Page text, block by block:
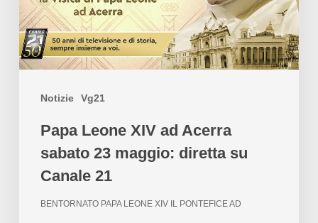
Notizie Vg21
Papa Leone XIV ad Acerra
sabato 23 maggio: diretta su
Canale 21
BENTORNATO PAPA LEONE XIV IL PONTEFICE AD